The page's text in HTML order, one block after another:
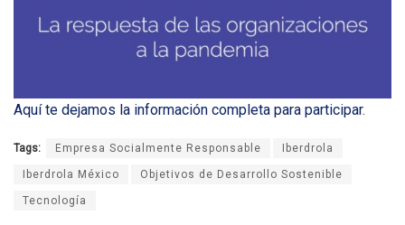
Aquí te dejamos la información completa para participar.
Tags: Empresa Socialmente Responsable Iberdrola
Iberdrola México Objetivos de Desarrollo Sostenible
Tecnología